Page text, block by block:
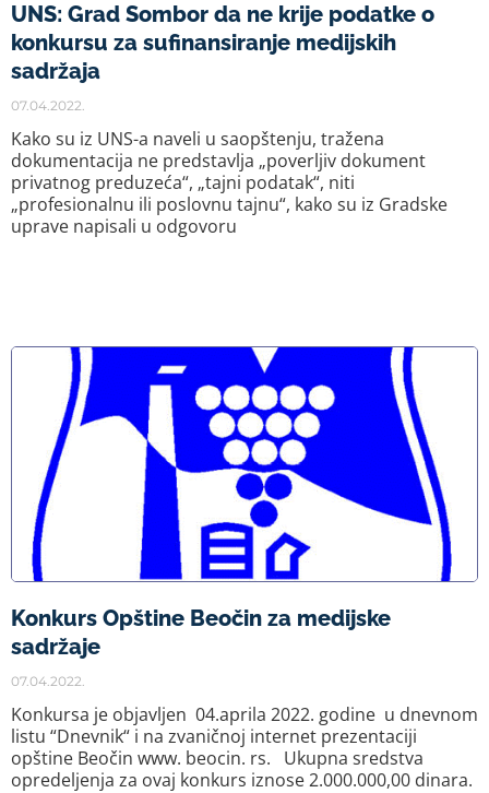
UNS: Grad Sombor da ne krije podatke o
konkursu za sufinansiranje medijskih
sadržaja
07.04.2022.
Kako su iz UNS-a naveli u saopštenju, tražena
dokumentacija ne predstavlja „poverljiv dokument
privatnog preduzeća“, „tajni podatak“, niti
„profesionalnu ili poslovnu tajnu“, kako su iz Gradske
uprave napisali u odgovoru
Konkurs Opštine Beočin za medijske
sadržaje
07.04.2022.
Konkursa je objavljen 04.aprila 2022. godine u dnevnom
listu “Dnevnik“ i na zvaničnoj internet prezentaciji
opštine Beočin www. beocin. rs. Ukupna sredstva
opredeljenja za ovaj konkurs iznose 2.000.000,00 dinara.